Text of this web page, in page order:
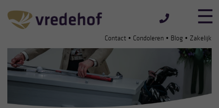
Contact • Condoleren • Blog • Zakelijk